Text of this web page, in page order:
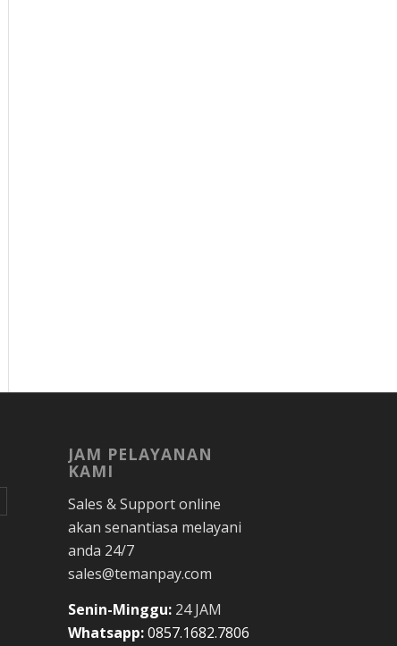
JAM PELAYANAN
KAMI
Sales & Support online
akan senantiasa melayani
anda 24/7
sales@temanpay.com
Senin-Minggu: 24 JAM
Whatsapp:0857.1682.7806